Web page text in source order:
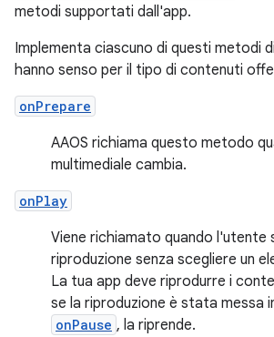
metodi supportati dall'app.
Implementa ciascuno di questi metodi
hanno senso per il tipo di contenuti
onPrepare
AAOS richiama questo metodo
multimediale cambia.
onPlay
Viene richiamato quando l'utente
riproduzione senza scegliere un
La tua app deve riprodurre i
se la riproduzione è stata messa
onPause , la riprende.